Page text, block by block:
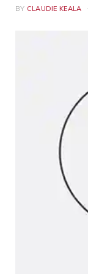
BY CLAUDIE KEALA